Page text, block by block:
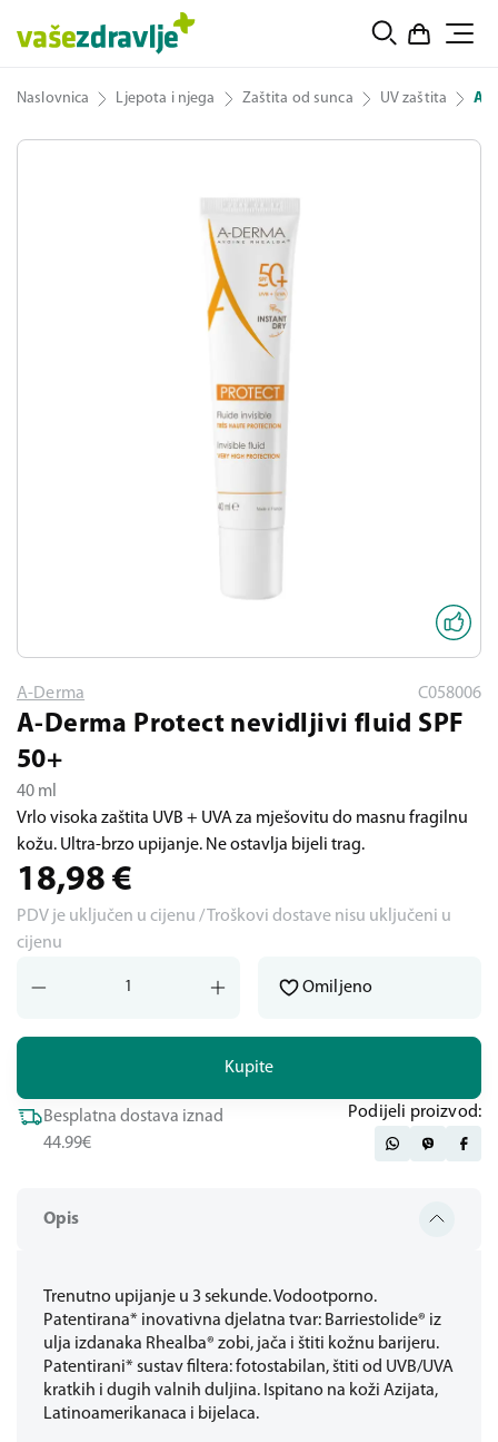
Naslovnica Ljepota i njega Zaštita od sunca UV zaštita A-
Opis
Trenutno upijanje u 3 sekunde. Vodootporno.
Patentirana* inovativna djelatna tvar: Barriestolide® iz
ulja izdanaka Rhealba® zobi, jača i štiti kožnu barijeru.
Patentirani* sustav filtera: fotostabilan, štiti od UVB/UVA
kratkih i dugih valnih duljina. Ispitano na koži Azijata,
Latinoamerikanaca i bijelaca.
A-Derma C058006
A-Derma Protect nevidljivi fluid SPF
50+
40 ml
Vrlo visoka zaštita UVB + UVA za mješovitu do masnu fragilnu
kožu. Ultra-brzo upijanje. Ne ostavlja bijeli trag.
18,98 €
PDV je uključen u cijenu / Troškovi dostave nisu uključeni u
cijenu
Kupite
Omiljeno
Besplatna dostava iznad
44.99€
Podijeli proizvod: